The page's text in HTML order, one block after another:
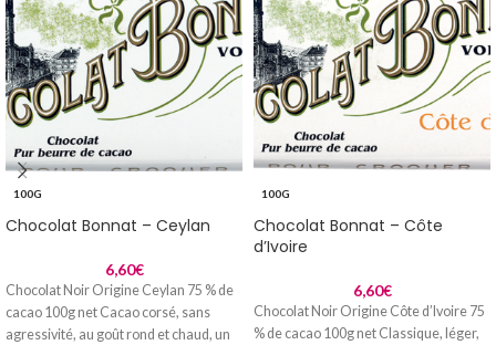
100G
Chocolat Bonnat – Ceylan
6,60€
Chocolat Noir Origine Ceylan 75 % de
cacao 100g net Cacao corsé, sans
agressivité, au goût rond et chaud, un
100G
Chocolat Bonnat – Côte
d’Ivoire
6,60€
Chocolat Noir Origine Côte d’Ivoire 75
% de cacao 100g net Classique, léger,